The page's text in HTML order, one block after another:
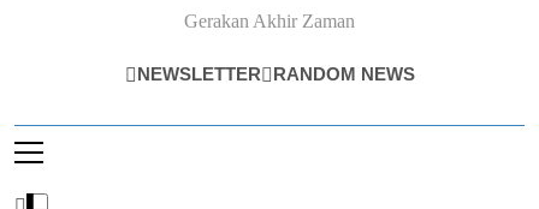
Gerakan Akhir Zaman
NEWSLETTER RANDOM NEWS